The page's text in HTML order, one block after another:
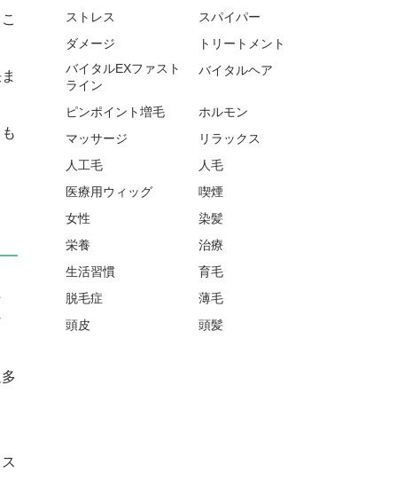
ストレス
スパイパー
ダメージ
トリートメント
バイタルEXファスト
ライン
バイタルヘア
ピンポイント増毛
ホルモン
マッサージ
リラックス
人工毛
人毛
医療用ウィッグ
喫煙
女性
染髪
栄養
治療
生活習慣
育毛
脱毛症
薄毛
頭皮
頭髪